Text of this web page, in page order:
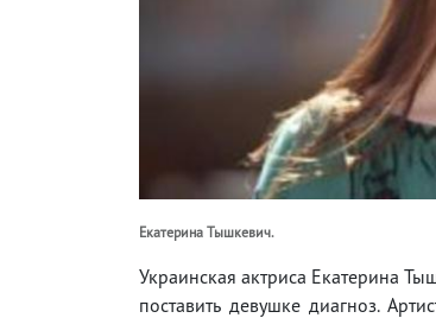
Екатерина Тышкевич.
Украинская актриса Екатерина
поставить девушке диагноз.